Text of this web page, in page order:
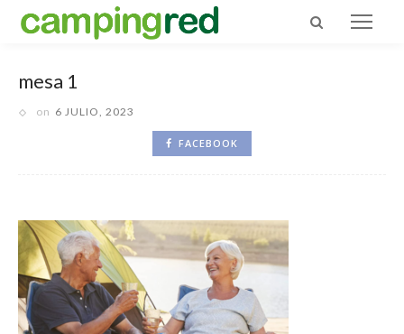
mesa 1
on 6 JULIO, 2023
FACEBOOK